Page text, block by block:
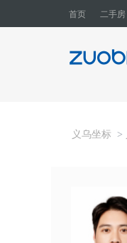
首页 二手房
义乌坐标 >